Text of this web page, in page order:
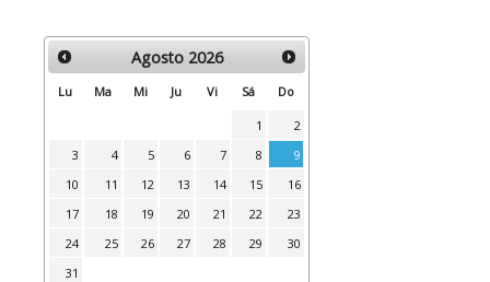
Agosto 2026
Lu Ma Mi Ju Vi Sá Do
1
2
3
4 5 6 7 8
9
10
11 12 13 14 15
16
17
18 19 20 21 22
23
24
25 26 27 28 29
30
31